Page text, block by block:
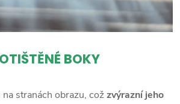
BOKY
stranách obrazu, cožzvýrazní jeho